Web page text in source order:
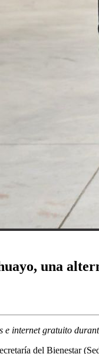
una
e internet gratuito
del Bienestar